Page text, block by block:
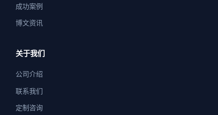
成功案例
博文资讯
关于我们
公司介绍
联系我们
定制咨询